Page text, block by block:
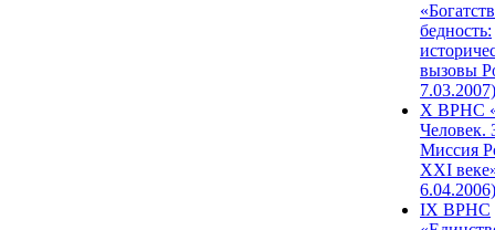
бедность:
вызовы
7.03.2007)
X ВРНС
Человек.
Миссия
XXI
6.04.2006)
IX ВРНС